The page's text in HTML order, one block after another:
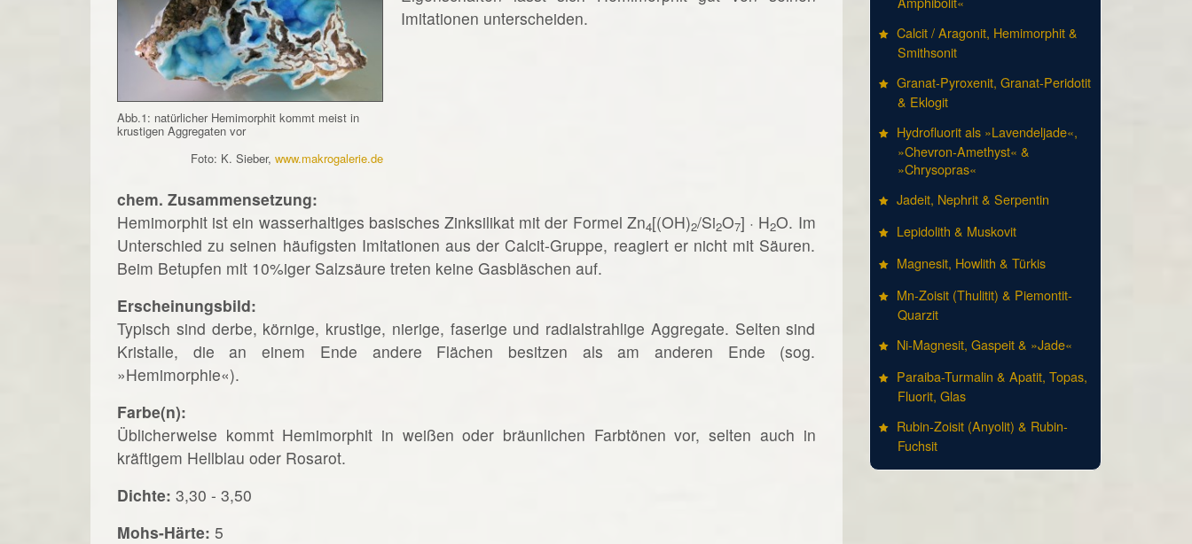
Abb.1: natürlicher Hemimorphit kommt meist in
krustigen Aggregaten vor
Foto: K. Sieber, www.makrogalerie.de
Imitationen unterscheiden.
chem. Zusammensetzung:
Hemimorphit ist ein wasserhaltiges basisches Zinksilikat mit der Formel Zn4[(OH)2/Si2O7] · H2O. Im
Unterschied zu seinen häufigsten Imitationen aus der Calcit-Gruppe, reagiert er nicht mit Säuren.
Beim Betupfen mit 10%iger Salzsäure treten keine Gasbläschen auf.
Erscheinungsbild:
Typisch sind derbe, körnige, krustige, nierige, faserige und radialstrahlige Aggregate. Selten sind
Kristalle, die an einem Ende andere Flächen besitzen als am anderen Ende (sog.
»Hemimorphie«).
Farbe(n):
Üblicherweise kommt Hemimorphit in weißen oder bräunlichen Farbtönen vor, selten auch in
kräftigem Hellblau oder Rosarot.
Dichte: 3,30 - 3,50
Mohs-Härte: 5
Calcit / Aragonit, Hemimorphit &
Smithsonit
Granat-Pyroxenit, Granat-Peridotit
& Eklogit
Hydrofluorit als »Lavendeljade«,
»Chevron-Amethyst« &
»Chrysopras«
Jadeit, Nephrit & Serpentin
Lepidolith & Muskovit
Magnesit, Howlith & Türkis
Mn-Zoisit (Thulitit) & Piemontit-
Quarzit
Ni-Magnesit, Gaspeit & »Jade«
Paraiba-Turmalin & Apatit, Topas,
Fluorit, Glas
Rubin-Zoisit (Anyolit) & Rubin-
Fuchsit